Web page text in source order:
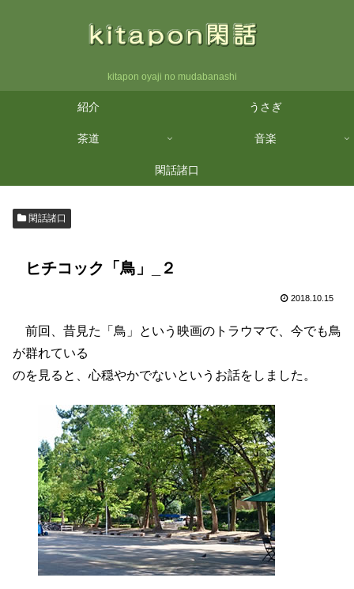
kitapon oyaji no mudabanashi
紹介 うさぎ
茶道 音楽
閑話諸口
閑話諸口
ヒチコック「鳥」_２
2018.10.15
前回、昔見た「鳥」という映画のトラウマで、今でも鳥
が群れている
のを見ると、心穏やかでないというお話をしました。